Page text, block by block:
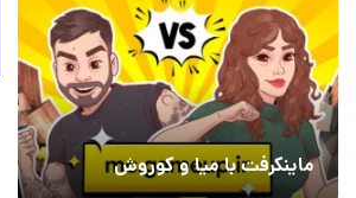
ماینکرفت با میا و کوروش